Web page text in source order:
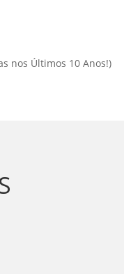
nos Últimos 10 Anos!)